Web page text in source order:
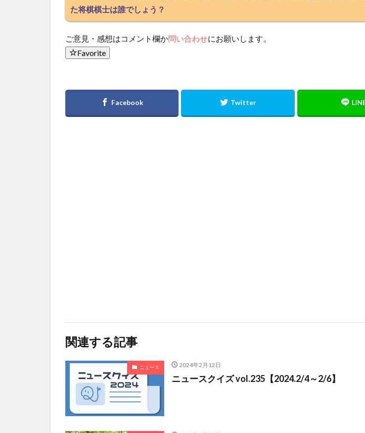
た将棋棋士は誰でしょう？
ご意見・感想はコメント欄か問い合わせにお願いします。
Favorite
関連する記事
ニュース 2024年2月12日
ニュースクイズ vol.235【2024.2/4～2/6】